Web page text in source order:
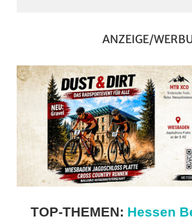
ANZEIGE/
TOP-THEMEN: Hessen